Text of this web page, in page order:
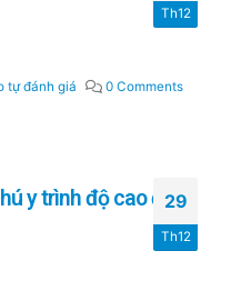
Th12
tự đánh giá 0 Comments
29
Th12
y trình độ cao đẳng